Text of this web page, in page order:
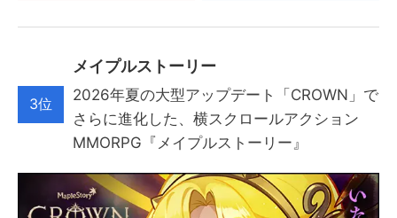
3位
メイプルストーリー
2026年夏の大型アップデート「CROWN」で
さらに進化した、横スクロールアクション
MMORPG『メイプルストーリー』